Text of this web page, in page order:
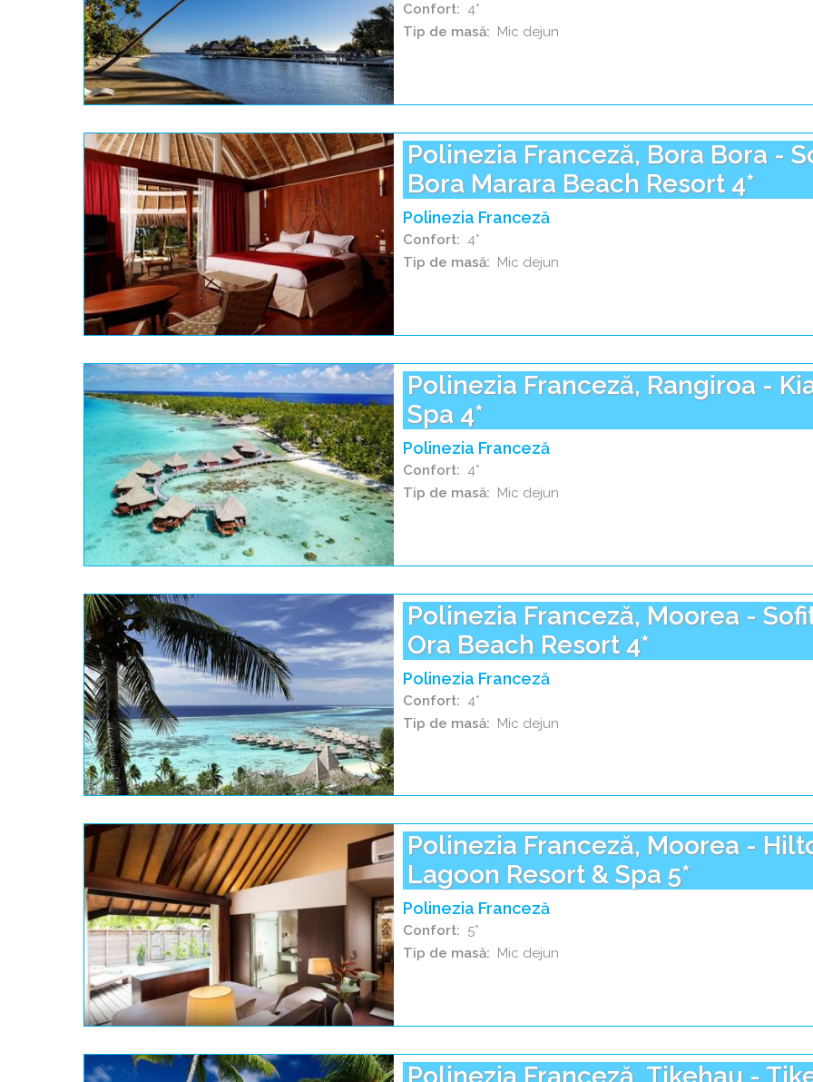
Confort
4*
Tip de masă
Mic dejun
Polinezia Franceză, Bora Bora -
Bora Marara Beach Resort 4*
Polinezia Franceză
Confort
4*
Tip de masă
Mic dejun
Polinezia Franceză, Rangiroa -
Spa 4*
Polinezia Franceză
Confort
4*
Tip de masă
Mic dejun
Polinezia Franceză, Moorea -
Ora Beach Resort 4*
Polinezia Franceză
Confort
4*
Tip de masă
Mic dejun
Polinezia Franceză, Moorea -
Lagoon Resort & Spa 5*
Polinezia Franceză
Confort
5*
Tip de masă
Mic dejun